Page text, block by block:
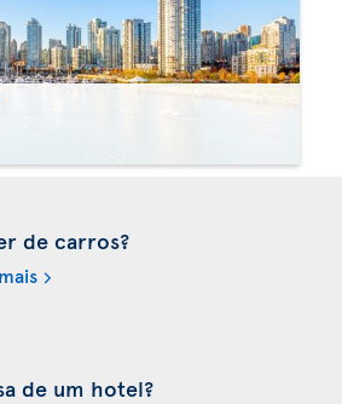
de carros?
de um hotel?